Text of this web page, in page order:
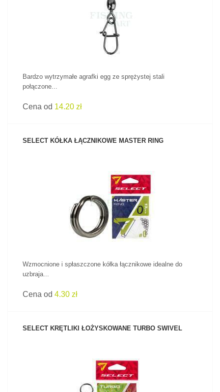
ZOBACZ PRODUKT
Bardzo wytrzymałe agrafki egg ze sprężystej stali
połączone...
Cena od 14.20 zł
SELECT KÓŁKA ŁĄCZNIKOWE MASTER RING
ZOBACZ PRODUKT
Wzmocnione i spłaszczone kółka łącznikowe idealne do
uzbraja...
Cena od 4.30 zł
SELECT KRĘTLIKI ŁOŻYSKOWANE TURBO SWIVEL
ZOBACZ PRODUKT